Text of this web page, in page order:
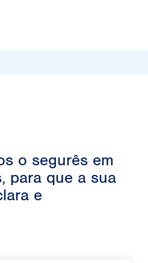
o segurês em
para que a sua
e